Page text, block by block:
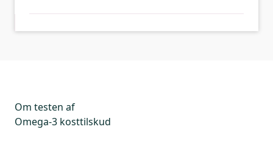
Om testen af
Omega-3 kosttilskud